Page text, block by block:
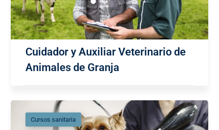
Cuidador y Auxiliar Veterinario de
Animales de Granja
Cursos sanitaria